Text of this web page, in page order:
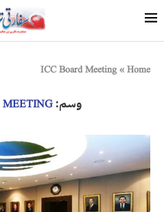
Home
»
ICC Board Meeting
وسم: